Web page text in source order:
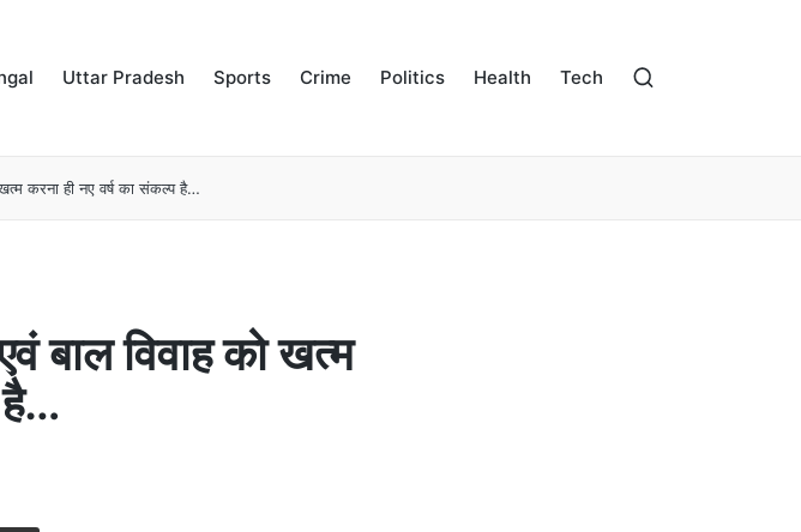
Uttar Pradesh Sports Crime Politics Health Tech
करना ही नए वर्ष का संकल्प है…
बाल विवाह को खत्म
है…